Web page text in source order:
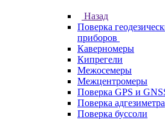
Назад
Поверка
приборов
Каверномеры
Кипрегели
Межосемеры
Межцентромеры
Поверка GPS и
Поверка адгезиметра
Поверка буссоли